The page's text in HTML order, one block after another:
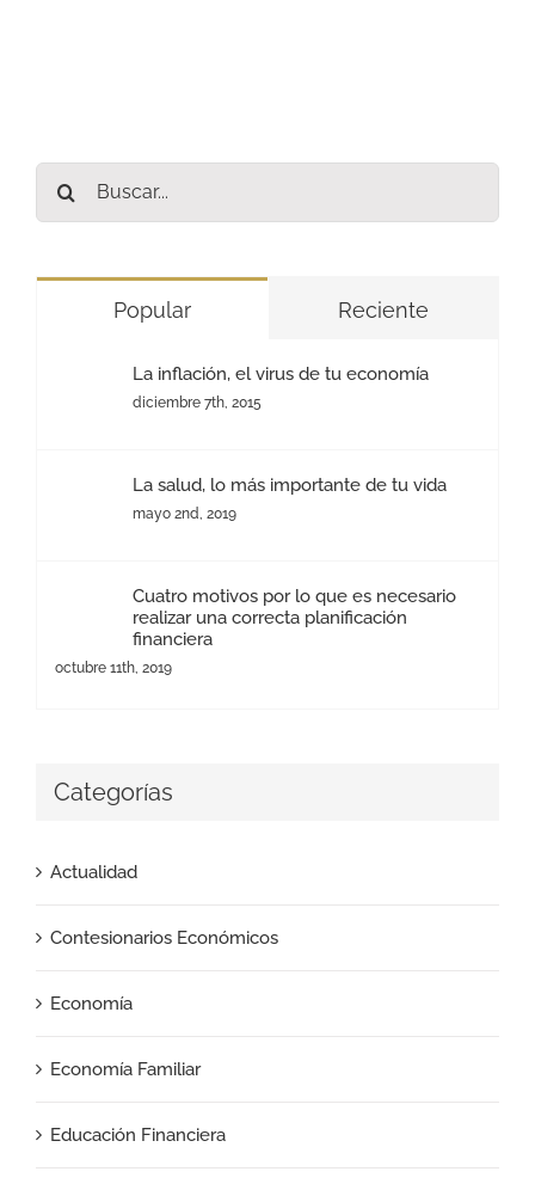
Buscar:
Popular Reciente
La inflación, el virus de tu economía
diciembre 7th, 2015
La salud, lo más importante de tu vida
mayo 2nd, 2019
Cuatro motivos por lo que es necesario
realizar una correcta planificación
financiera
octubre 11th, 2019
Categorías
Actualidad
Contesionarios Económicos
Economía
Economía Familiar
Educación Financiera